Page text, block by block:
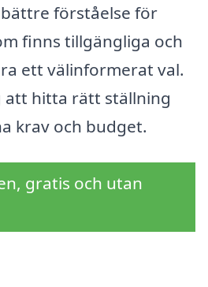
förståelse för
finns tillgängliga och
ett välinformerat val.
att hitta rätt ställning
krav och budget.
gratis och utan